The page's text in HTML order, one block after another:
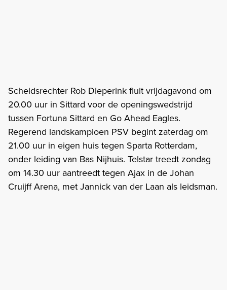
Scheidsrechter Rob Dieperink fluit vrijdagavond om
20.00 uur in Sittard voor de openingswedstrijd
tussen Fortuna Sittard en Go Ahead Eagles.
Regerend landskampioen PSV begint zaterdag om
21.00 uur in eigen huis tegen Sparta Rotterdam,
onder leiding van Bas Nijhuis. Telstar treedt zondag
om 14.30 uur aantreedt tegen Ajax in de Johan
Cruijff Arena, met Jannick van der Laan als leidsman.